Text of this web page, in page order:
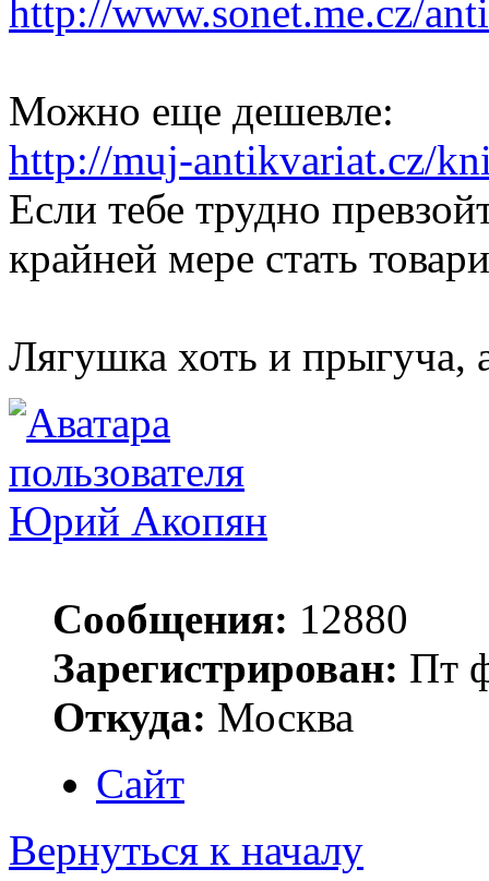
http://www.sonet.me.cz/
Можно еще дешевле:
http://muj-antikvariat.cz/
Если тебе трудно
крайней мере стать
Лягушка хоть и прыгуча,
Юрий Акопян
Сообщения: 12880
Зарегистрирован: Пт
Откуда: Москва
Сайт
Вернуться к началу